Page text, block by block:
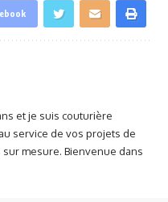
et je suis couturière
service de vos projets de
mesure. Bienvenue dans